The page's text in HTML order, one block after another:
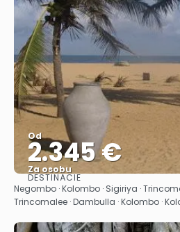
Od
2.345 €
Za osobu
Pozrieť sa
DESTINÁCIE
Negombo · Kolombo · Sigiriya ·
Trincomalee · Dambulla · Kolombo ·